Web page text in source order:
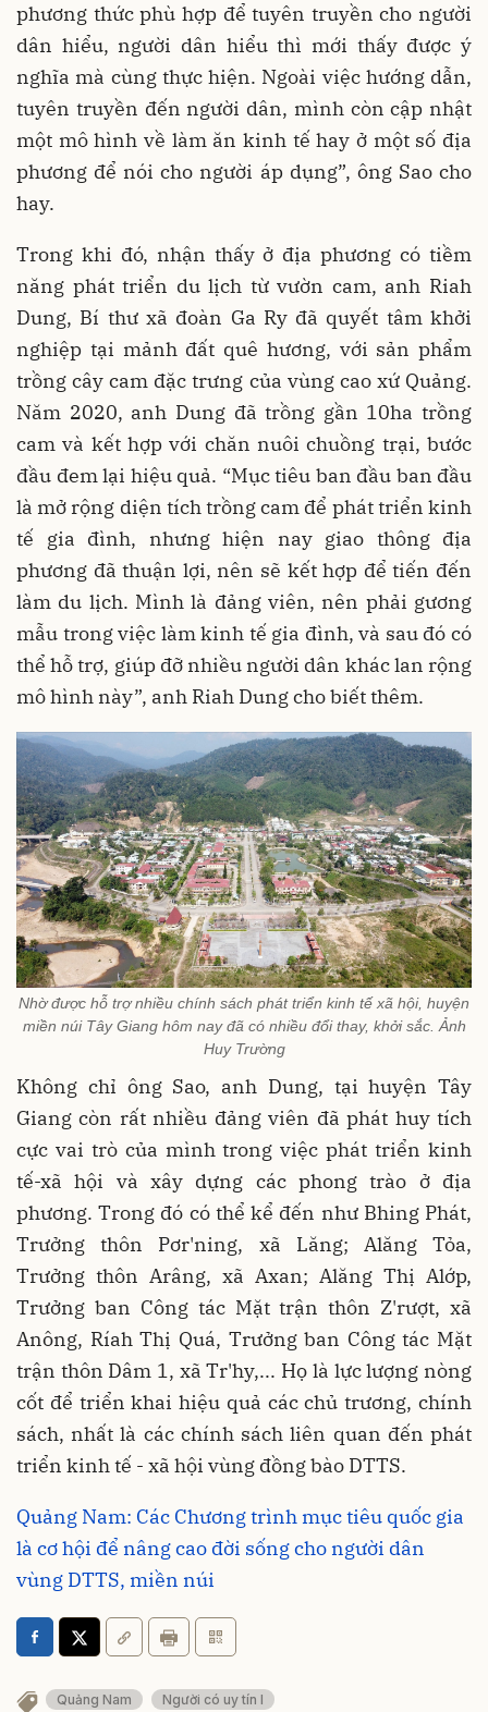
phương thức phù hợp để tuyên truyền cho người
dân hiểu, người dân hiểu thì mới thấy được ý
nghĩa mà cùng thực hiện. Ngoài việc hướng dẫn,
tuyên truyền đến người dân, mình còn cập nhật
một mô hình về làm ăn kinh tế hay ở một số địa
phương để nói cho người áp dụng”, ông Sao cho
hay.
Trong khi đó, nhận thấy ở địa phương có tiềm
năng phát triển du lịch từ vườn cam, anh Riah
Dung, Bí thư xã đoàn Ga Ry đã quyết tâm khởi
nghiệp tại mảnh đất quê hương, với sản phẩm
trồng cây cam đặc trưng của vùng cao xứ Quảng.
Năm 2020, anh Dung đã trồng gần 10ha trồng
cam và kết hợp với chăn nuôi chuồng trại, bước
đầu đem lại hiệu quả. “Mục tiêu ban đầu ban đầu
là mở rộng diện tích trồng cam để phát triển kinh
tế gia đình, nhưng hiện nay giao thông địa
phương đã thuận lợi, nên sẽ kết hợp để tiến đến
làm du lịch. Mình là đảng viên, nên phải gương
mẫu trong việc làm kinh tế gia đình, và sau đó có
thể hỗ trợ, giúp đỡ nhiều người dân khác lan rộng
mô hình này”, anh Riah Dung cho biết thêm.
Nhờ được hỗ trợ nhiều chính sách phát triển kinh tế xã hội, huyện
miền núi Tây Giang hôm nay đã có nhiều đổi thay, khởi sắc. Ảnh
Huy Trường
Không chỉ ông Sao, anh Dung, tại huyện Tây
Giang còn rất nhiều đảng viên đã phát huy tích
cực vai trò của mình trong việc phát triển kinh
tế-xã hội và xây dựng các phong trào ở địa
phương. Trong đó có thể kể đến như Bhing Phát,
Trưởng thôn Pơr'ning, xã Lăng; Alăng Tỏa,
Trưởng thôn Arâng, xã Axan; Alăng Thị Alớp,
Trưởng ban Công tác Mặt trận thôn Z'rượt, xã
Anông, Ríah Thị Quá, Trưởng ban Công tác Mặt
trận thôn Dâm 1, xã Tr'hy,... Họ là lực lượng nòng
cốt để triển khai hiệu quả các chủ trương, chính
sách, nhất là các chính sách liên quan đến phát
triển kinh tế - xã hội vùng đồng bào DTTS.
Quảng Nam: Các Chương trình mục tiêu quốc gia
là cơ hội để nâng cao đời sống cho người dân
vùng DTTS, miền núi
Quảng Nam Người có uy tín l